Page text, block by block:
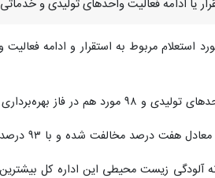
روز سه‌شنبه در گفت و گو با خبرنگار ایرنا اظهار داشت: از ابتدای سال جاری تا پایان آذرماه هزار و ۱۶۷
زیست محیطی این اداره کل